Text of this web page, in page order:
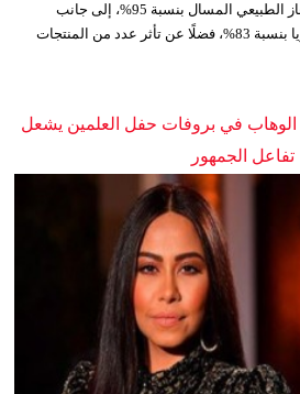
العالمية، مع تراجع صادرات الغاز الطبيعي المسال بنسبة 95%، إلى جانب
انخفاض صادرات أسمدة اليوريا بنسبة 83%، فضلًا عن تأثر عدد من المنتجات
في بروفات حفل العلمين يشعل
تفاعل الجمهور